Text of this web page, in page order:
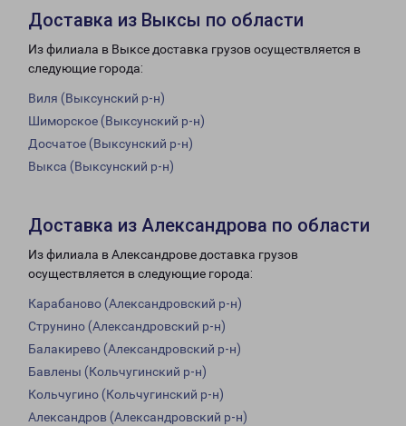
Доставка из Выксы по области
Из филиала в Выксе доставка грузов осуществляется в
следующие города:
Виля (Выксунский р-н)
Шиморское (Выксунский р-н)
Досчатое (Выксунский р-н)
Выкса (Выксунский р-н)
Доставка из Александрова по области
Из филиала в Александрове доставка грузов
осуществляется в следующие города:
Карабаново (Александровский р-н)
Струнино (Александровский р-н)
Балакирево (Александровский р-н)
Бавлены (Кольчугинский р-н)
Кольчугино (Кольчугинский р-н)
Александров (Александровский р-н)